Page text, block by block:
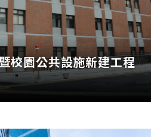
校園公共設施新建工程